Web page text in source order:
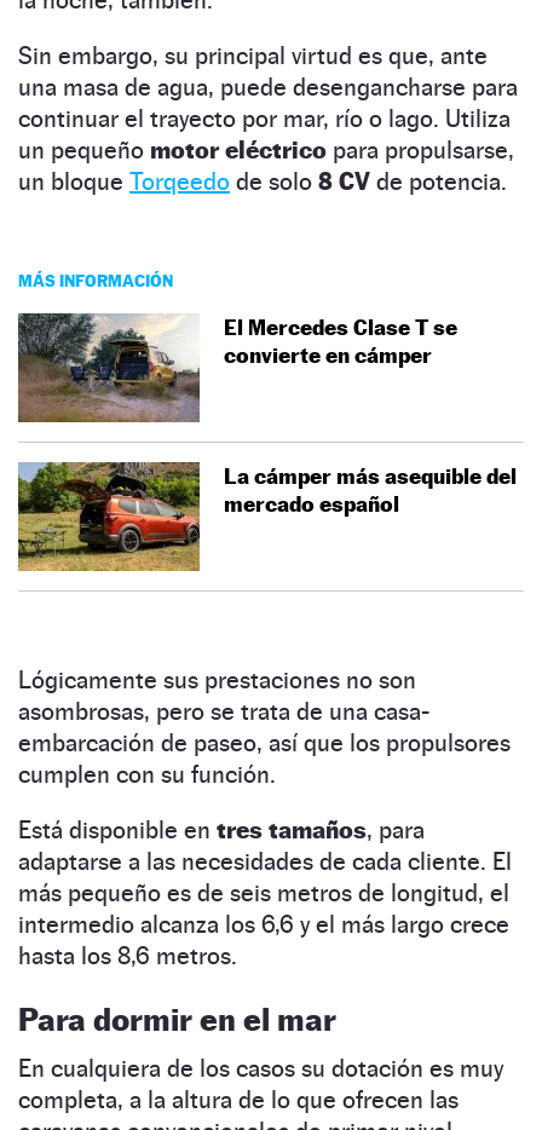
Sin embargo, su principal virtud es que, ante
una masa de agua, puede desengancharse para
continuar el trayecto por mar, río o lago. Utiliza
un pequeño motor eléctrico para propulsarse,
un bloque Torqeedo de solo 8 CV de potencia.
MÁS INFORMACIÓN
El Mercedes Clase T se
convierte en cámper
La cámper más asequible del
mercado español
Lógicamente sus prestaciones no son
asombrosas, pero se trata de una casa-
embarcación de paseo, así que los propulsores
cumplen con su función.
Está disponible en tres tamaños, para
adaptarse a las necesidades de cada cliente. El
más pequeño es de seis metros de longitud, el
intermedio alcanza los 6,6 y el más largo crece
hasta los 8,6 metros.
Para dormir en el mar
En cualquiera de los casos su dotación es muy
completa, a la altura de lo que ofrecen las